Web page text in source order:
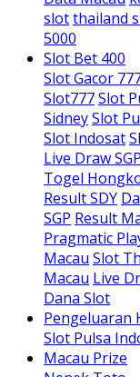
slotthailand
5000
Slot Bet 400
Slot Gacor
Slot777Slot
SidneySlot
Slot Indosat
Live Draw SGP
Togel
Result SDY
SGP Result
Pragmatic
Macau Slot
Macau Live
Dana Slot
Pengeluaran
Slot Pulsa
Macau Prize